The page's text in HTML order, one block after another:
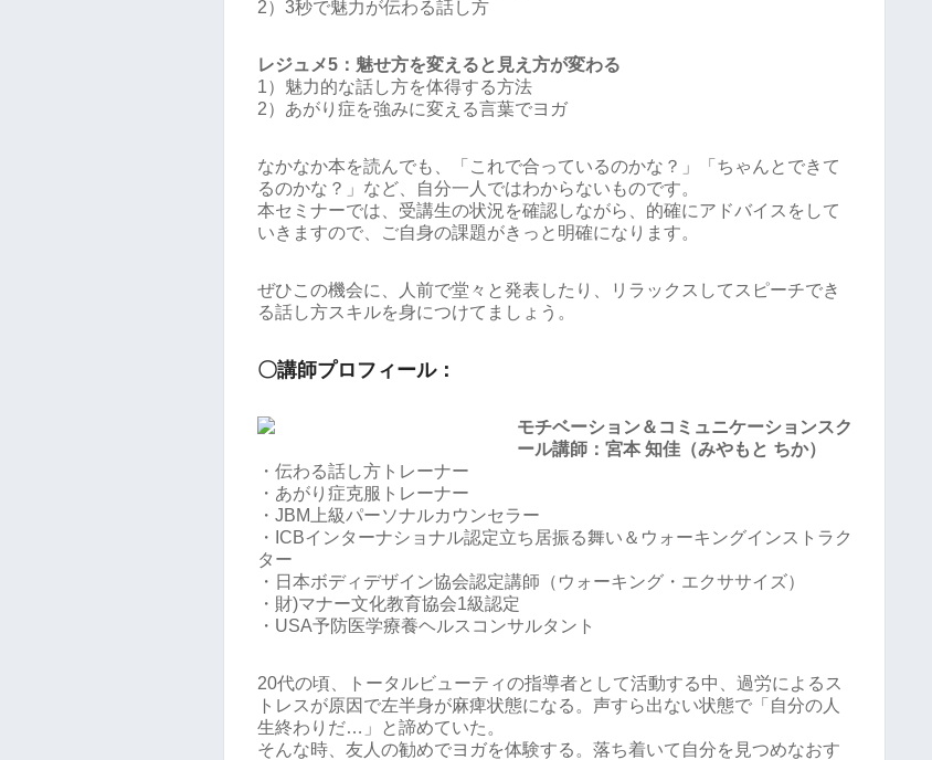
2）3秒で魅力が伝わる話し方
レジュメ5：魅せ方を変えると見え方が変わる
1）魅力的な話し方を体得する方法
2）あがり症を強みに変える言葉でヨガ
なかなか本を読んでも、「これで合っているのかな？」「ちゃんとできて
るのかな？」など、自分一人ではわからないものです。
本セミナーでは、受講生の状況を確認しながら、的確にアドバイスをして
いきますので、ご自身の課題がきっと明確になります。
ぜひこの機会に、人前で堂々と発表したり、リラックスしてスピーチでき
る話し方スキルを身につけてましょう。
〇講師プロフィール：
モチベーション＆コミュニケーションスク
ール講師：宮本 知佳（みやもと ちか）
・伝わる話し方トレーナー
・あがり症克服トレーナー
・JBM上級パーソナルカウンセラー
・ICBインターナショナル認定立ち居振る舞い＆ウォーキングインストラク
ター
・日本ボディデザイン協会認定講師（ウォーキング・エクササイズ）
・財)マナー文化教育協会1級認定
・USA予防医学療養ヘルスコンサルタント
20代の頃、トータルビューティの指導者として活動する中、過労によるス
トレスが原因で左半身が麻痺状態になる。声すら出ない状態で「自分の人
生終わりだ…」と諦めていた。
そんな時、友人の勧めでヨガを体験する。落ち着いて自分を見つめなおす